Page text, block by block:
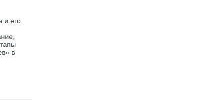
и его
в